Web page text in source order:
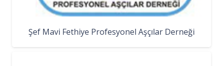
Şef Mavi Fethiye Profesyonel Aşçılar Derneği